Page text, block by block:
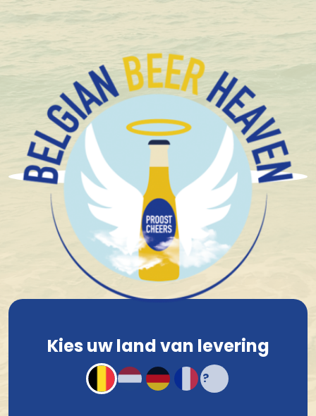
+1.600 Belgische speciaalbieren in stock
Brouwerij Boon
Boon Gueuze Black Label
n°4 75Cl
alcohol Blond Spontane Gisting
Zuur Bier Limited
Zure bieren
Lambiek 13°plato
€ 14,33
In winkelmandje
Compact en stevig verpakt
Veilig online bestellen en betalen
Kies uw land van levering